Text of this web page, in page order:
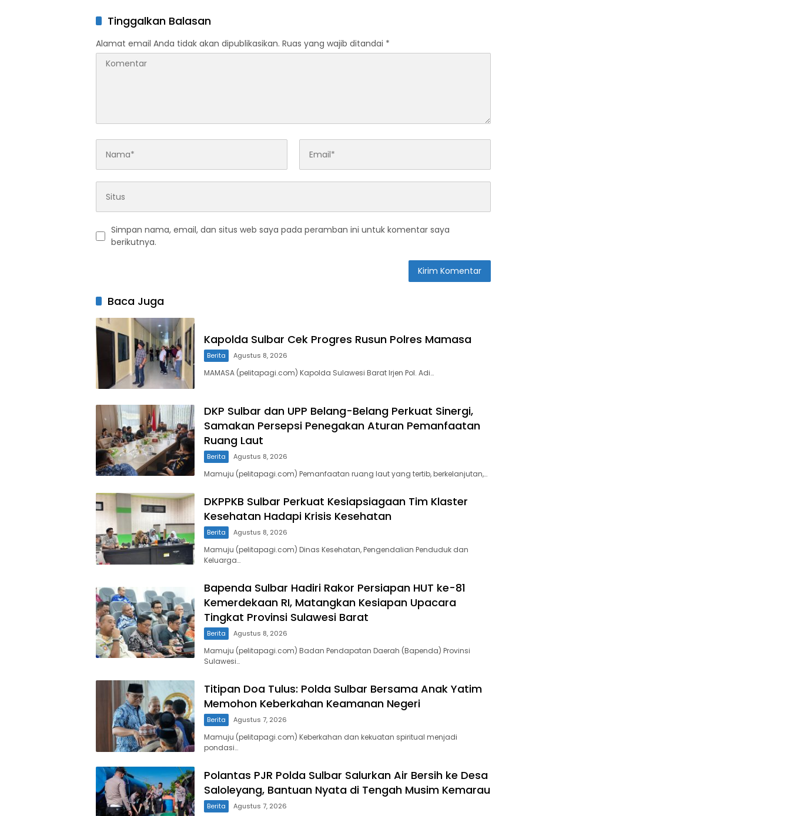
Tinggalkan Balasan
Alamat email Anda tidak akan dipublikasikan. Ruas yang wajib ditandai *
Simpan nama, email, dan situs web saya pada peramban ini untuk komentar saya
berikutnya.
Baca Juga
Kapolda Sulbar Cek Progres Rusun Polres Mamasa
Berita Agustus 8, 2026
MAMASA (pelitapagi.com) Kapolda Sulawesi Barat Irjen Pol. Adi…
DKP Sulbar dan UPP Belang-Belang Perkuat Sinergi,
Samakan Persepsi Penegakan Aturan Pemanfaatan
Ruang Laut
Berita Agustus 8, 2026
Mamuju (pelitapagi.com) Pemanfaatan ruang laut yang tertib, berkelanjutan,…
DKPPKB Sulbar Perkuat Kesiapsiagaan Tim Klaster
Kesehatan Hadapi Krisis Kesehatan
Berita Agustus 8, 2026
Mamuju (pelitapagi.com) Dinas Kesehatan, Pengendalian Penduduk dan
Keluarga…
Bapenda Sulbar Hadiri Rakor Persiapan HUT ke-81
Kemerdekaan RI, Matangkan Kesiapan Upacara
Tingkat Provinsi Sulawesi Barat
Berita Agustus 8, 2026
Mamuju (pelitapagi.com) Badan Pendapatan Daerah (Bapenda) Provinsi
Sulawesi…
Titipan Doa Tulus: Polda Sulbar Bersama Anak Yatim
Memohon Keberkahan Keamanan Negeri
Berita Agustus 7, 2026
Mamuju (pelitapagi.com) Keberkahan dan kekuatan spiritual menjadi
pondasi…
Polantas PJR Polda Sulbar Salurkan Air Bersih ke Desa
Saloleyang, Bantuan Nyata di Tengah Musim Kemarau
Berita Agustus 7, 2026